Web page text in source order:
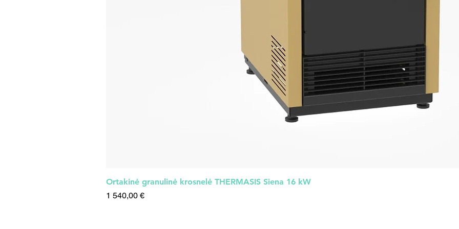
Ortakinė granulinė krosnelė THERMASIS Siena 16 kW
Kaina
1 540,00 €